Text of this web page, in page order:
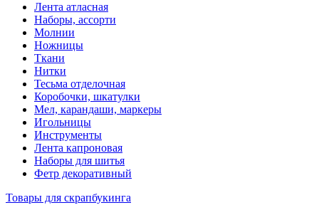
Лента атласная
Наборы, ассорти
Молнии
Ножницы
Ткани
Нитки
Тесьма отделочная
Коробочки, шкатулки
Мел, карандаши, маркеры
Игольницы
Инструменты
Лента капроновая
Наборы для шитья
Фетр декоративный
Товары для скрапбукинга